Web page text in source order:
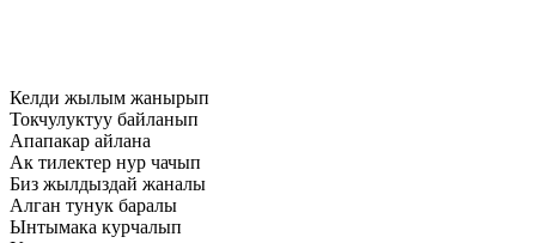
Келди жылым жанырып
Токчулуктуу байланып
Апапакар айлана
Ак тилектер нур чачып
Биз жылдыздай жаналы
Алган тунук баралы
Ынтымака курчалып